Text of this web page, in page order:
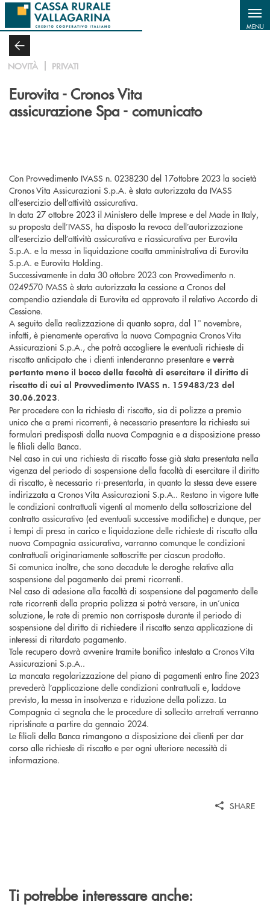
Salta al contenuto principale
MENU
NOVITÀ PRIVATI
Eurovita - Cronos Vita
assicurazione Spa - comunicato
Con Provvedimento IVASS n. 0238230 del 17ottobre 2023 la società
Cronos Vita Assicurazioni S.p.A. è stata autorizzata da IVASS
all’esercizio dell’attività assicurativa.
In data 27 ottobre 2023 il Ministero delle Imprese e del Made in Italy,
su proposta dell’IVASS, ha disposto la revoca dell’autorizzazione
all’esercizio dell’attività assicurativa e riassicurativa per Eurovita
S.p.A. e la messa in liquidazione coatta amministrativa di Eurovita
S.p.A. e Eurovita Holding.
Successivamente in data 30 ottobre 2023 con Provvedimento n.
0249570 IVASS è stata autorizzata la cessione a Cronos del
compendio aziendale di Eurovita ed approvato il relativo Accordo di
Cessione.
A seguito della realizzazione di quanto sopra, dal 1° novembre,
infatti, è pienamente operativa la nuova Compagnia Cronos Vita
Assicurazioni S.p.A., che potrà accogliere le eventuali richieste di
riscatto anticipato che i clienti intenderanno presentare e verrà
pertanto meno il bocco della facoltà di esercitare il diritto di
riscatto di cui al Provvedimento IVASS n. 159483/23 del
30.06.2023.
Per procedere con la richiesta di riscatto, sia di polizze a premio
unico che a premi ricorrenti, è necessario presentare la richiesta sui
formulari predisposti dalla nuova Compagnia e a disposizione presso
le filiali della Banca.
Nel caso in cui una richiesta di riscatto fosse già stata presentata nella
vigenza del periodo di sospensione della facoltà di esercitare il diritto
di riscatto, è necessario ri-presentarla, in quanto la stessa deve essere
indirizzata a Cronos Vita Assicurazioni S.p.A.. Restano in vigore tutte
le condizioni contrattuali vigenti al momento della sottoscrizione del
contratto assicurativo (ed eventuali successive modifiche) e dunque, per
i tempi di presa in carico e liquidazione delle richieste di riscatto alla
nuova Compagnia assicurativa, varranno comunque le condizioni
contrattuali originariamente sottoscritte per ciascun prodotto.
Si comunica inoltre, che sono decadute le deroghe relative alla
sospensione del pagamento dei premi ricorrenti.
Nel caso di adesione alla facoltà di sospensione del pagamento delle
rate ricorrenti della propria polizza si potrà versare, in un’unica
soluzione, le rate di premio non corrisposte durante il periodo di
sospensione del diritto di richiedere il riscatto senza applicazione di
interessi di ritardato pagamento.
Tale recupero dovrà avvenire tramite bonifico intestato a Cronos Vita
Assicurazioni S.p.A..
La mancata regolarizzazione del piano di pagamenti entro fine 2023
prevederà l’applicazione delle condizioni contrattuali e, laddove
previsto, la messa in insolvenza e riduzione della polizza. La
Compagnia ci segnala che le procedure di sollecito arretrati verranno
ripristinate a partire da gennaio 2024.
Le filiali della Banca rimangono a disposizione dei clienti per dar
corso alle richieste di riscatto e per ogni ulteriore necessità di
informazione.
SHARE
Ti potrebbe interessare anche: